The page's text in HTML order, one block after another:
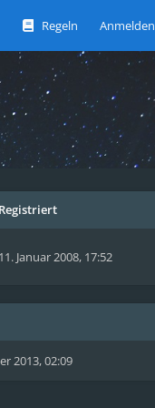
Regeln Anmelden
Registriert
11. Januar 2008, 17:52
2013, 02:09